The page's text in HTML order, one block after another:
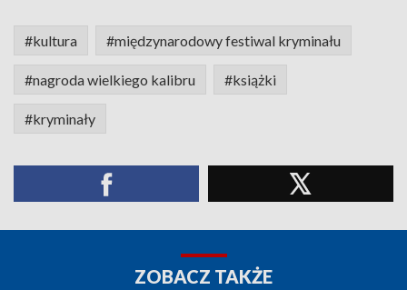
#kultura #międzynarodowy festiwal kryminału
#nagroda wielkiego kalibru #książki
#kryminały
ZOBACZ TAKŻE